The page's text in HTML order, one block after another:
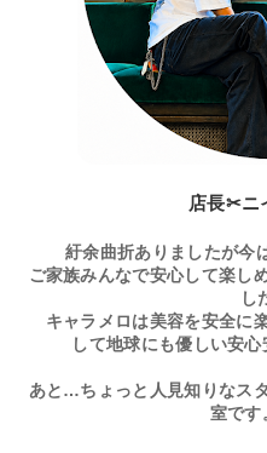
店長✂ニ
紆余曲折ありましたが今
ご家族みんなで安心して楽し
し
キャラメロは美容を安全に
して地球にも優しい安心
あと…ちょっと人見知りなス
室です